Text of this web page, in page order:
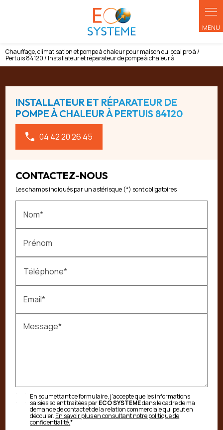
Chauffage, climatisation et pompe à chaleur pour maison ou local pro à /
Pertuis 84120 / Installateur et réparateur de pompe à chaleur à
INSTALLATEUR ET RÉPARATEUR DE
POMPE À CHALEUR À PERTUIS 84120
04 42 20 26 45
CONTACTEZ-NOUS
Les champs indiqués par un astérisque (*) sont obligatoires
Nom*
Prénom
Téléphone*
Email*
Message*
En soumettant ce formulaire, j'accepte que les informations
saisies soient traitées parECO SYSTEMEdans le cadre de ma
demande de contact et de la relation commerciale qui peut en
découler. En savoir plus en consultant notre politique de
confidentialité.*